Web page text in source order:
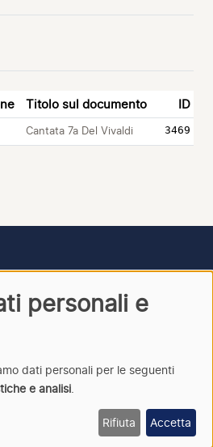
Titolo sul documento
ID
Cantata 7a Del Vivaldi 3469
della cantata italiana · © 2026
personali e
dati personali per le seguenti
e analisi
Rifiuta Accetta